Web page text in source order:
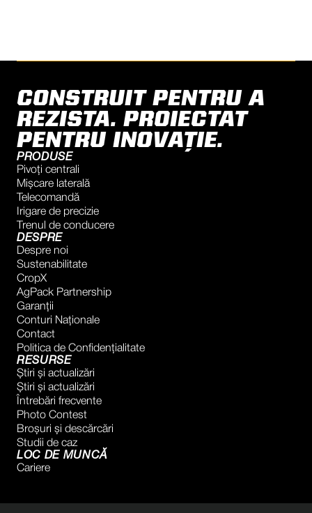
CONSTRUIT PENTRU A
REZISTA. PROIECTAT
PENTRU INOVAȚIE.
PRODUSE
Pivoți centrali
Mișcare laterală
Telecomandă
Irigare de precizie
Trenul de conducere
DESPRE
Despre noi
Sustenabilitate
CropX
AgPack Partnership
Garanţii
Conturi Naţionale
Contact
Politica de Confidențialitate
RESURSE
Știri și actualizări
Știri și actualizări
Întrebări frecvente
Photo Contest
Broșuri și descărcări
Studii de caz
LOC DE MUNCĂ
Cariere